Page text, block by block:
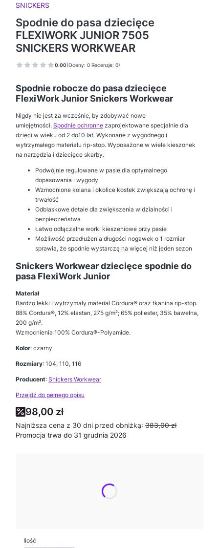
SNICKERS
Spodnie do pasa dziecięce
FLEXIWORK JUNIOR 7505
SNICKERS WORKWEAR
0.00(Oceny: 0 Recenzje: 0)
Spodnie robocze do pasa dziecięce
FlexiWork Junior Snickers Workwear
Nigdy nie jest za wcześnie, by zdobywać nowe
umiejętności. Spodnie ochronne zaprojektowane specjalnie dla
dzieci w wieku od 2 do10 lat. Wykonane z wygodnego i
wytrzymałego materiału rip-stop. Wyposażone w wiele kieszonek
na narzędzia i dziecięce skarby.
Podwójnie regulowane w pasie dla optymalnego
dopasowania i wygody
Wzmocnione kolana i okolice kostek zwiększają ochronę i
trwałość
Odblaskowe detale dla zwiększenia widzialności i
bezpieczeństwa
Łatwo odłączalne worki kieszeniowe przy pasie
Możliwość przedłużenia długości nogawek o 1 rozmiar
sprawia, że spodnie wystarczą na więcej niż jeden sezon
Snickers Workwear dziecięce spodnie do
pasa FlexiWork Junior
Materiał
Bardzo lekki i wytrzymały materiał Cordura® oraz tkanina rip-stop.
88% Cordura®, 12% elastan, 275 g/m²; 65% poliester, 35% bawełna,
200 g/m².
Wzmocnienia 100% Cordura®-Polyamide.
Kolor: czarny
Rozmiary: 104, 110, 116
Producent: Snickers Workwear
Przejdź do pełnego opisu
98,00 zł
Najniższa cena z 30 dni przed obniżką: 383,00 zł
Promocja trwa do 31 grudnia 2026
Ilość